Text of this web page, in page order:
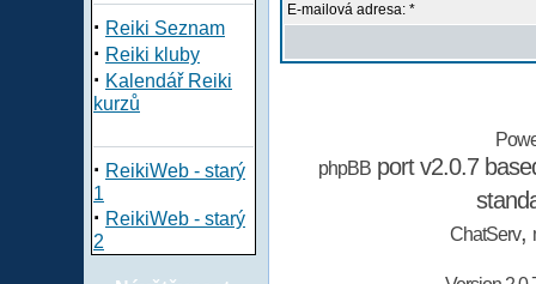
· Reiki Seznam
· Reiki kluby
· Kalendář Reiki
kurzů
· ReikiWeb - starý
1
· ReikiWeb - starý
2
E-mailová adresa: *
phpBBport v2.0.7
ChatServ,